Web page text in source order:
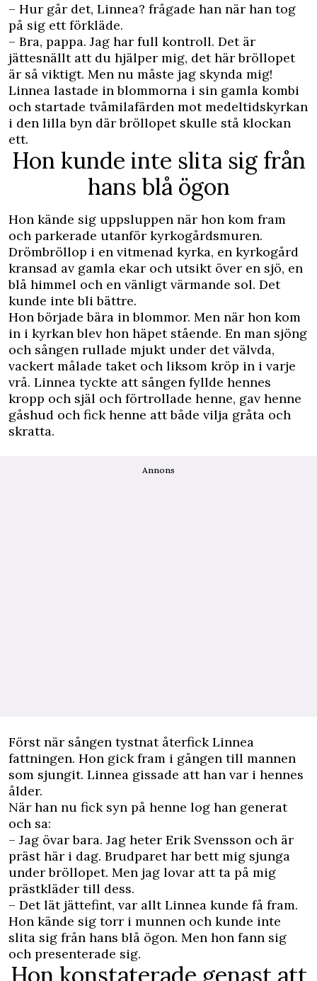
– Hur går det, Linnea? frågade han när han tog
på sig ett förkläde.
– Bra, pappa. Jag har full kontroll. Det är
jättesnällt att du hjälper mig, det här bröllopet
är så viktigt. Men nu måste jag skynda mig!
Linnea lastade in blommorna i sin gamla kombi
och startade tvåmilafärden mot medeltidskyrkan
i den lilla byn där bröllopet skulle stå klockan
ett.
Hon kunde inte slita sig från
hans blå ögon
Hon kände sig uppsluppen när hon kom fram
och parkerade utanför kyrkogårdsmuren.
Drömbröllop i en vitmenad kyrka, en kyrkogård
kransad av gamla ekar och utsikt över en sjö, en
blå himmel och en vänligt värmande sol. Det
kunde inte bli bättre.
Hon började bära in blommor. Men när hon kom
in i kyrkan blev hon häpet stående. En man sjöng
och sången rullade mjukt under det välvda,
vackert målade taket och liksom kröp in i varje
vrå. Linnea tyckte att sången fyllde hennes
kropp och själ och förtrollade henne, gav henne
gåshud och fick henne att både vilja gråta och
skratta.
Annons
Först när sången tystnat återfick Linnea
fattningen. Hon gick fram i gången till mannen
som sjungit. Linnea gissade att han var i hennes
ålder.
När han nu fick syn på henne log han generat
och sa:
– Jag övar bara. Jag heter Erik Svensson och är
präst här i dag. Brudparet har bett mig sjunga
under bröllopet. Men jag lovar att ta på mig
prästkläder till dess.
– Det lät jättefint, var allt Linnea kunde få fram.
Hon kände sig torr i munnen och kunde inte
slita sig från hans blå ögon. Men hon fann sig
och presenterade sig.
Hon konstaterade genast att